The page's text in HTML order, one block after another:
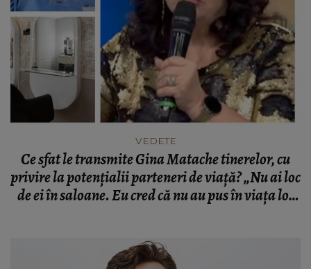
VEDETE
Ce sfat le transmite Gina Matache tinerelor, cu
privire la potențialii parteneri de viață? „Nu ai loc
de ei în saloane. Eu cred că nu au pus în viața lor